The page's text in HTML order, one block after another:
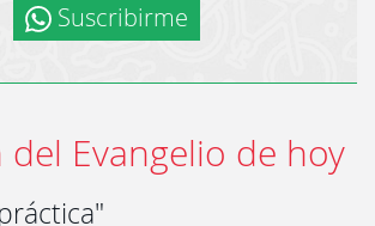
Suscribirme
del Evangelio de hoy